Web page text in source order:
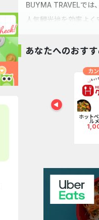
BUYMA TRAVELでは
人気観光地を効率よ
あなたへのおす
ホット
ル
カ